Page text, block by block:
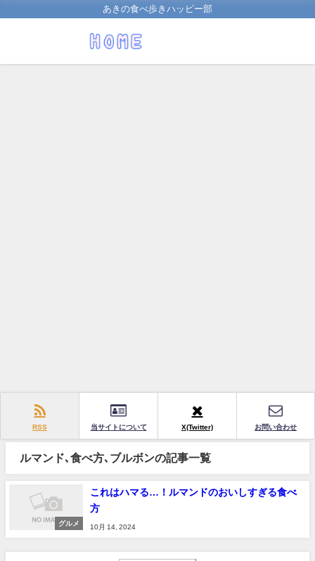
あきの食べ歩きハッピー部
RSS 当サイトについて X(Twitter) お問い合わせ
ルマンド､食べ方､ブルボンの記事一覧
グルメ
これはハマる…！ルマンドのおいしすぎる食べ
方
10月 14, 2024